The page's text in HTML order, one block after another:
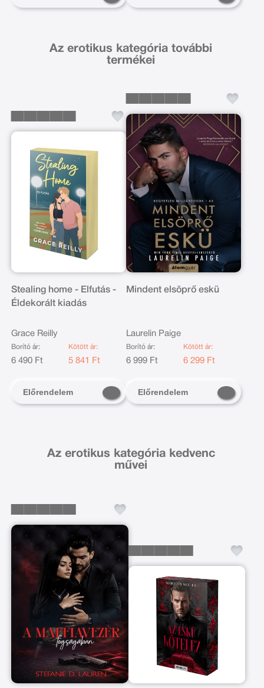
Az erotikus kategória további
termékei
Stealing home - Elfutás -
Éldekorált kiadás
Grace Reilly
Borító ár:
6 490 Ft
Kötött ár:
5 841 Ft
Előrendelem
Mindent elsöprő eskü
Laurelin Paige
Borító ár:
6 999 Ft
Kötött ár:
6 299 Ft
Előrendelem
Az erotikus kategória kedvenc
művei